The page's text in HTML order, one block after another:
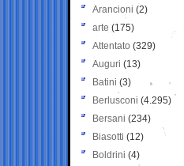
Arancioni (2)
arte (175)
Attentato (329)
Auguri (13)
Batini (3)
Berlusconi (4.295)
Bersani (234)
Biasotti (12)
Boldrini (4)